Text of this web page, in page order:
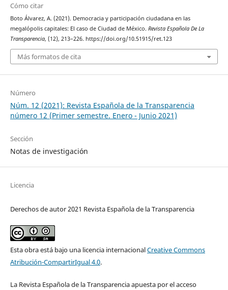
Cómo citar
Boto Álvarez, A. (2021). Democracia y participación ciudadana en las
megalópolis capitales: El caso de Ciudad de México. Revista Española De La
Transparencia, (12), 213–226. https://doi.org/10.51915/ret.123
Más formatos de cita
Número
Núm. 12 (2021): Revista Española de la Transparencia
número 12 (Primer semestre. Enero - Junio 2021)
Sección
Notas de investigación
Licencia
Derechos de autor 2021 Revista Española de la Transparencia
Esta obra está bajo una licencia internacionalCreative Commons
Atribución-CompartirIgual 4.0.
La Revista Española de la Transparencia apuesta por el acceso